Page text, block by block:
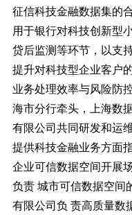
征信科技金融数据集的
用于银行对科技创新型
贷后监测等环节，以支
提升对科技型企业客户
业务处理效率与风险防
海市分行牵头，上海数
有限公司共同研发和运
提供科技金融业务方面
企业可信数据空间开展
负责 城市可信数据空间
有限公司负 责高质量数